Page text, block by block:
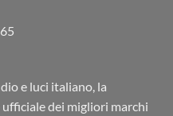
e luci italiano, la
dei migliori marchi